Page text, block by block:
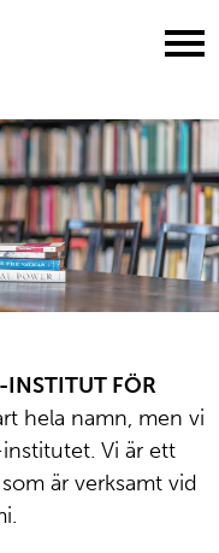
FÖR
hela namn, men vi
Vi är ett
är verksamt vid